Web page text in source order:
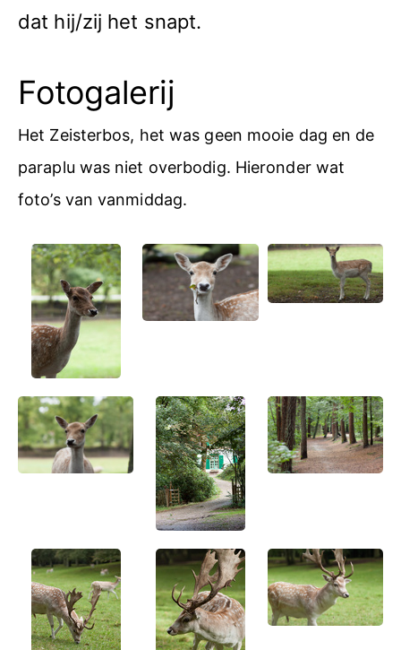
dat hij/zij het snapt.
Fotogalerij
Het Zeisterbos, het was geen mooie dag en de
paraplu was niet overbodig. Hieronder wat
foto’s van vanmiddag.